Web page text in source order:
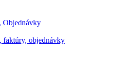
Objednávky
objednávky